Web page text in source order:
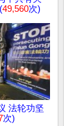
49,560次)
法轮功坚
次)